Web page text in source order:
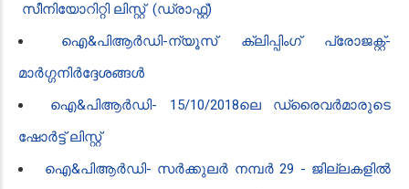
സീനിയോറിറ്റി ലിസ്റ്റ് (ഡ്രാഫ്റ്റ്)
ഐ‌&പി‌ആർ‌ഡി-ന്യൂസ് ക്ലിപ്പിംഗ് പ്രോജക്റ്റ്-
മാർഗ്ഗനിർദ്ദേശങ്ങൾ
ഐ‌&പി‌ആർ‌ഡി- 15/10/2018ലെ ഡ്രൈവർമാരുടെ
ഷോർട്ട് ലിസ്റ്റ്
ഐ‌&പി‌ആർ‌ഡി- സർക്കുലർ നമ്പർ 29 - ജില്ലകളിൽ